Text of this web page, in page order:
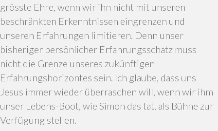
grösste Ehre, wenn wir ihn nicht mit unseren
beschränkten Erkenntnissen eingrenzen und
unseren Erfahrungen limitieren. Denn unser
bisheriger persönlicher Erfahrungsschatz muss
nicht die Grenze unseres zukünftigen
Erfahrungshorizontes sein. Ich glaube, dass uns
Jesus immer wieder überraschen will, wenn wir ihm
unser Lebens-Boot, wie Simon das tat, als Bühne zur
Verfügung stellen.